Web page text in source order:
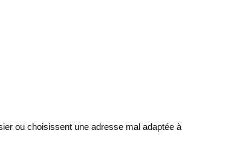
ou choisissent une adresse mal adaptée à